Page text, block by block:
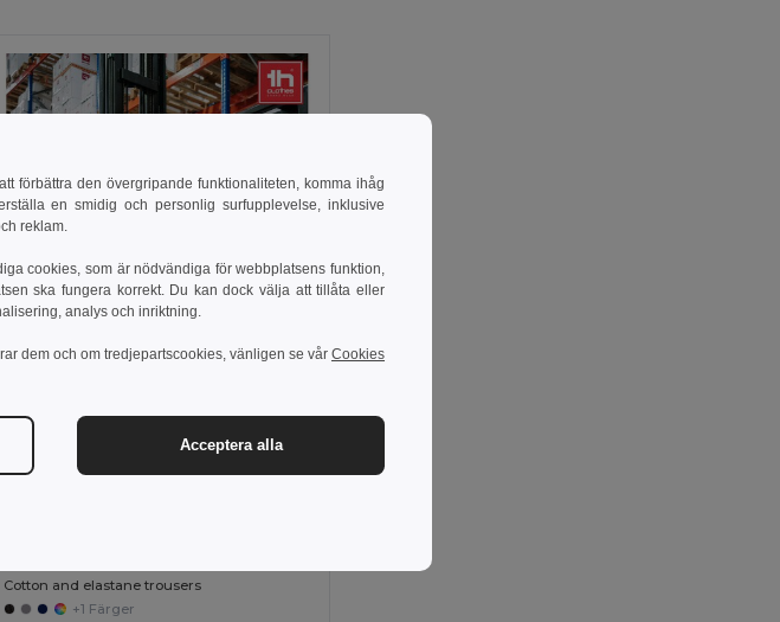
Cotton and elastane trousers
+1 Färger
förbättra den övergripande funktionaliteten, komma ihåg
en smidig och personlig surfupplevelse, inklusive
reklam.
cookies, som är nödvändiga för webbplatsens funktion,
ska fungera korrekt. Du kan dock välja att tillåta eller
analys och inriktning.
dem och om tredjepartscookies, vänligen se vår Cookies
Acceptera alla